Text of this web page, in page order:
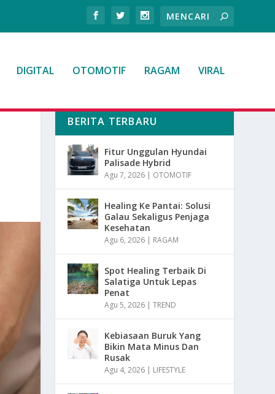
DIGITAL OTOMOTIF RAGAM VIRAL
BERITA TERBARU
Fitur Unggulan Hyundai
Palisade Hybrid
Agu 7, 2026 | OTOMOTIF
Healing Ke Pantai: Solusi
Galau Sekaligus Penjaga
Kesehatan
Agu 6, 2026 | RAGAM
Spot Healing Terbaik Di
Salatiga Untuk Lepas
Penat
Agu 5, 2026 |TREND
Kebiasaan Buruk Yang
Bikin Mata Minus Dan
Rusak
Agu 4, 2026 | LIFESTYLE